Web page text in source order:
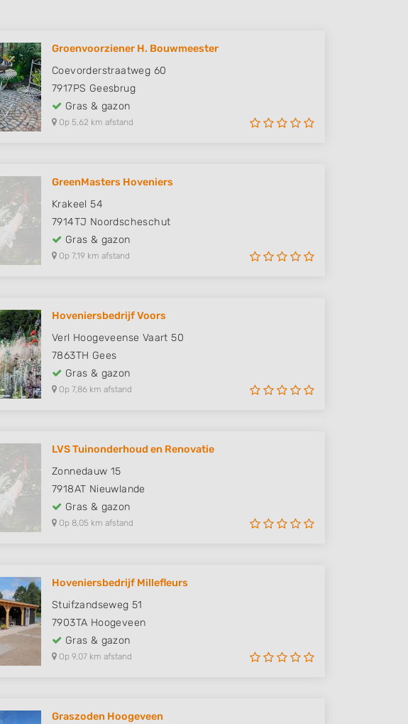
Groenvoorziener H. Bouwmeester
Coevorderstraatweg 60
7917PS Geesbrug
Gras & gazon
Op 5,62 km afstand
GreenMasters Hoveniers
Krakeel 54
7914TJ Noordscheschut
Gras & gazon
Op 7,19 km afstand
Hoveniersbedrijf Voors
Verl Hoogeveense Vaart 50
7863TH Gees
Gras & gazon
Op 7,86 km afstand
LVS Tuinonderhoud en Renovatie
Zonnedauw 15
7918AT Nieuwlande
Gras & gazon
Op 8,05 km afstand
Hoveniersbedrijf Millefleurs
Stuifzandseweg 51
7903TA Hoogeveen
Gras & gazon
Op 9,07 km afstand
Graszoden Hoogeveen